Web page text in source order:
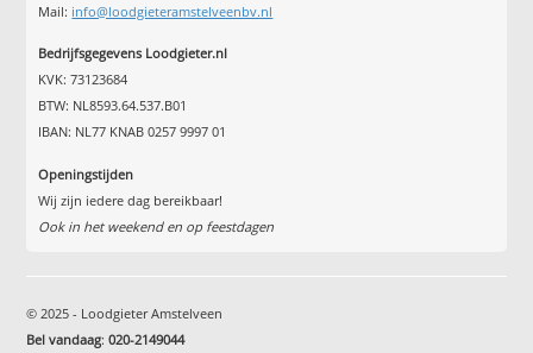
Mail: info@loodgieteramstelveenbv.nl
Bedrijfsgegevens Loodgieter.nl
KVK: 73123684
BTW: NL8593.64.537.B01
IBAN: NL77 KNAB 0257 9997 01
Openingstijden
Wij zijn iedere dag bereikbaar!
Ook in het weekend en op feestdagen
© 2025 - Loodgieter Amstelveen
Bel vandaag:020-2149044